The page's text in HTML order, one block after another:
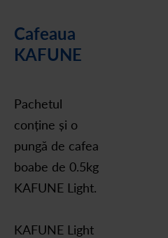
Cafeaua
KAFUNE
Pachetul
conține și o
pungă de cafea
boabe de 0.5kg
KAFUNE Light.
KAFUNE Light